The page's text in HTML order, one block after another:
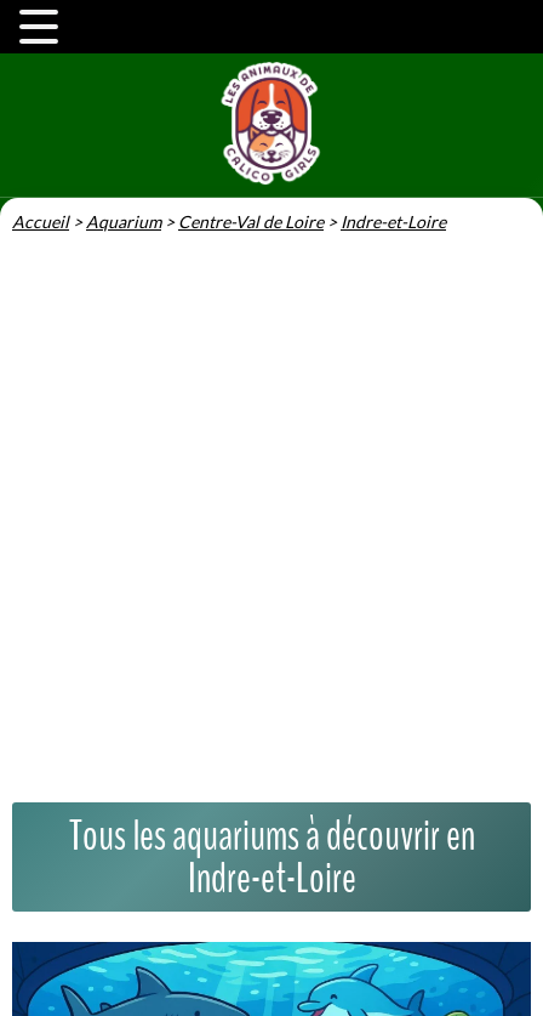
Accueil>Aquarium>Centre-Val de Loire>Indre-et-Loire
Tous les aquariums à découvrir en
Indre-et-Loire